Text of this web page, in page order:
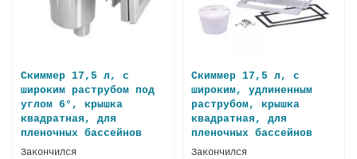
Скиммер 17,5 л, с
широким раструбом под
углом 6°, крышка
квадратная, для
пленочных бассейнов
Закончился
Скиммер 17,5 л, с
широким, удлиненным
раструбом, крышка
квадратная, для
плeночных бассейнов
Закончился